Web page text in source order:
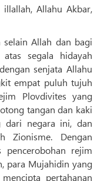
Allahu Akbar,
Allah dan bagi
segala hidayah
senjata Allahu
empat puluh tujuh
Plovdivites yang
tangan dan kaki
dari negara ini, dan
Zionisme. Dengan
pencerobohan rejim
para Mujahidin yang
pertahanan